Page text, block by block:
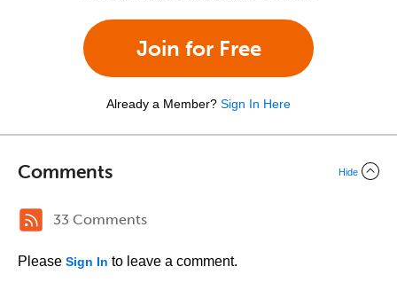
Join for Free
Already a Member? Sign In Here
Comments Hide
33 Comments
Please Sign In to leave a comment.